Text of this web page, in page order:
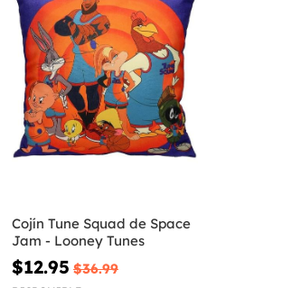
Cojín Tune Squad de Space
Jam - Looney Tunes
$12.95 $36.99